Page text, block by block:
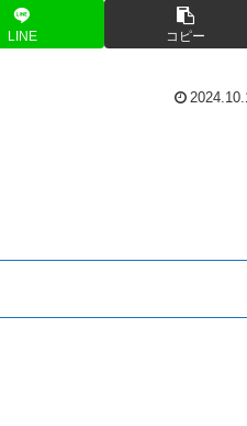
LINE コピー